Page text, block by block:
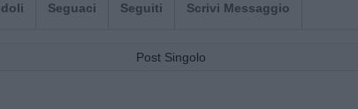
Seguaci Seguiti Scrivi Messaggio
Post Singolo